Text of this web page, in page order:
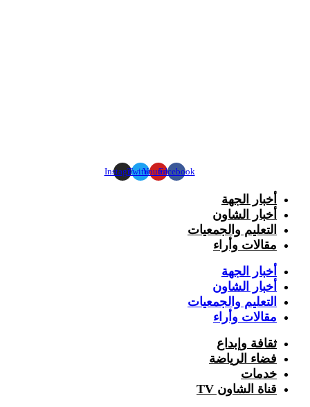
Facebook
Youtube
Twitter
Instagram
أخبار الجهة
أخبار الشاون
التعليم والجمعيات
مقالات وأراء
أخبار الجهة
أخبار الشاون
التعليم والجمعيات
مقالات وأراء
ثقافة وإبداع
فضاء الرياضة
خدمات
قناة الشاون TV